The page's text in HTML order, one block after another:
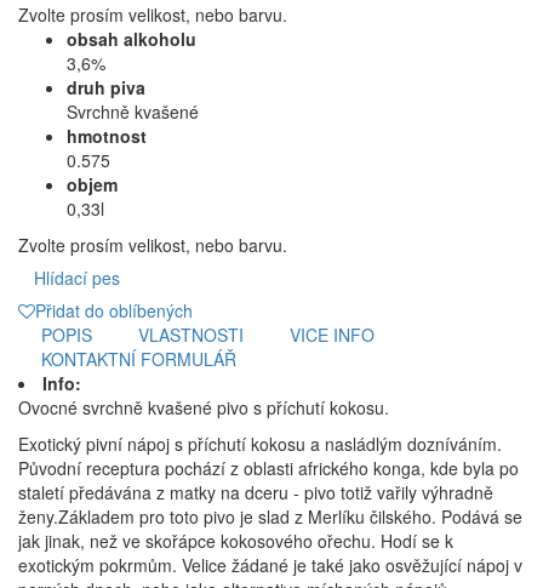
Zvolte prosím velikost, nebo barvu.
obsah alkoholu
3,6%
druh piva
Svrchně kvašené
hmotnost
0.575
objem
0,33l
Zvolte prosím velikost, nebo barvu.
Hlídací pes
Přidat do oblíbených
POPIS
VLASTNOSTI
VICE INFO
KONTAKTNÍ FORMULÁŘ
Info:
Ovocné svrchně kvašené pivo s příchutí kokosu.
Exotický pivní nápoj s příchutí kokosu a nasládlým dozníváním.
Původní receptura pochází z oblasti afrického konga, kde byla po
staletí předávána z matky na dceru - pivo totiž vařily výhradně
ženy.Základem pro toto pivo je slad z Merlíku čilského. Podává se
jak jinak, než ve skořápce kokosového ořechu. Hodí se k
exotickým pokrmům. Velice žádané je také jako osvěžující nápoj v